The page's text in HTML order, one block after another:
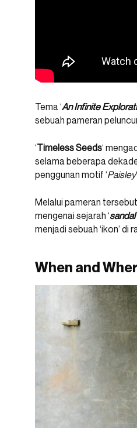
Tema ‘An Infinite
sebuah pameran
‘TimelessSeeds‘
selama beberapa
penggunan motif ‘Paisley
Melalui pameran
mengenai sejarah ‘sandal
menjadi sebuah ‘ikon’ di
When and